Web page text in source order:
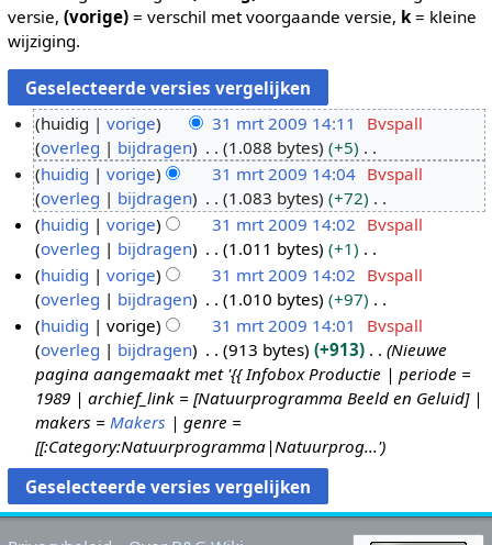
versie, (vorige)= verschil met voorgaande versie, k= kleine
wijziging.
1
2
0
huidig vorige 31 mrt 2009 14:11
Bvspall
overleg
bijdragen 1.088 bytes
+5
G
e
e
n
b
e
w
e
r
k
n
g
s
s
huidig vorige 31 mrt 2009 14:04 Bvspall
overleg
bijdragen 1.083 bytes
+72
G
e
e
n
b
e
w
e
r
k
i
n
g
huidig vorige 31 mrt 2009 14:02 Bvspall
overleg
bijdragen 1.011 bytes
+1
G
e
e
n
b
e
w
e
r
k
i
huidig vorige 31 mrt 2009 14:02 Bvspall
overleg
bijdragen 1.010 bytes
+97
G
e
e
n
b
e
w
e
r
k
huidig vorige 31 mrt 2009 14:01
Bvspall
overleg
bijdragen 913 bytes +913
Nieuwe
pagina aangemaakt met '{{ Infobox Productie | periode =
1989 | archief_link = [Natuurprogramma Beeld en Geluid] |
makers =Makers | genre =
[[:Category:Natuurprogramma|Natuurprog...'